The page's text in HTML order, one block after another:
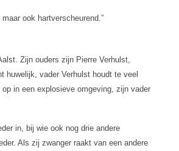
ook hartverscheurend.”
Zijn ouders zijn Pierre Verhulst,
huwelijk, vader Verhulst houdt te veel
in een explosieve omgeving, zijn vader
in, bij wie ook nog drie andere
Als zij zwanger raakt van een andere